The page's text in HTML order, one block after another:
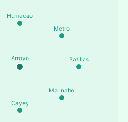
Arroyo Patillas
Maunabo
Cayey
Humacao
Metro